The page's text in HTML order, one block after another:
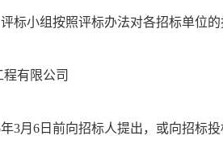
标小组按照评标办法对各招标单位
有限公司
3月6日前向招标人提出，或向招标